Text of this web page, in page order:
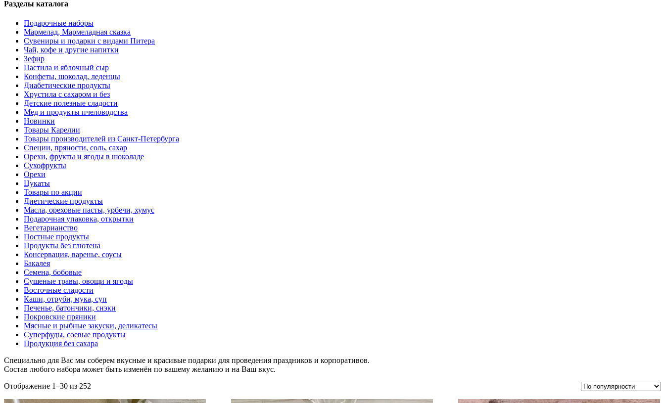
Разделы каталога
Подарочные наборы
Мармелад, Мармеладная сказка
Сувениры и подарки с видами Питера
Чай, кофе и другие напитки
Зефир
Пастила и яблочный сыр
Конфеты, шоколад, леденцы
Диабетические продукты
Хрустила с сахаром и без
Детские полезные сладости
Мед и продукты пчеловодства
Новинки
Товары Карелии
Товары производителей из Санкт-Петербурга
Специи, пряности, соль, сахар
Орехи, фрукты и ягоды в шоколаде
Сухофрукты
Орехи
Цукаты
Товары по акции
Диетические продукты
Масла, ореховые пасты, урбечи, хумус
Подарочная упаковка, открытки
Вегетарианство
Постные продукты
Продукты без глютена
Консервация, варенье, соусы
Бакалея
Семена, бобовые
Сушеные травы, овощи и ягоды
Восточные сладости
Каши, отруби, мука, суп
Печенье, батончики, снэки
Покровские пряники
Мясные и рыбные закуски, деликатесы
Суперфуды, соевые продукты
Продукция без сахара
Специально для Вас мы соберем вкусные и красивые подарки для проведения праздников и корпоративов.
Состав любого набора может быть изменён по вашему желанию и на Ваш вкус.
Отображение 1–30 из 252